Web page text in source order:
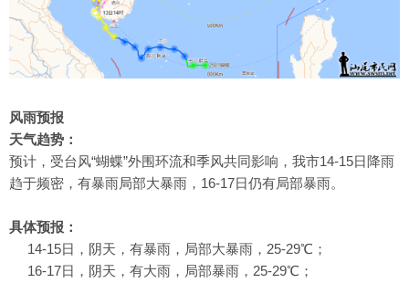
风雨预报
天气趋势：
预计，受台风“蝴蝶”外围环流和季风共同影响，我市14-15日降雨
趋于频密，有暴雨局部大暴雨，16-17日仍有局部暴雨。
具体预报：
14-15日，阴天，有暴雨，局部大暴雨，25-29℃；
16-17日，阴天，有大雨，局部暴雨，25-29℃；